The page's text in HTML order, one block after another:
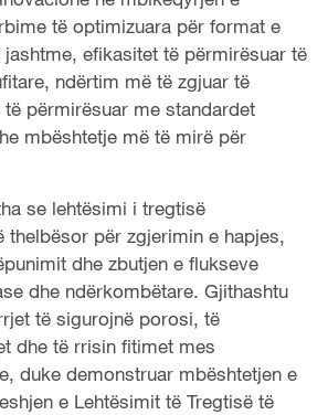
të optimizuara për format e
efikasitet të përmirësuar të
ndërtim më të zgjuar të
përmirësuar me standardet
mbështetje më të mirë për
se lehtësimi i tregtisë
thelbësor për zgjerimin e hapjes,
dhe zbutjen e flukseve
dhe ndërkombëtare. Gjithashtu
të sigurojnë porosi, të
dhe të rrisin fitimet mes
duke demonstruar mbështetjen e
e Lehtësimit të Tregtisë të